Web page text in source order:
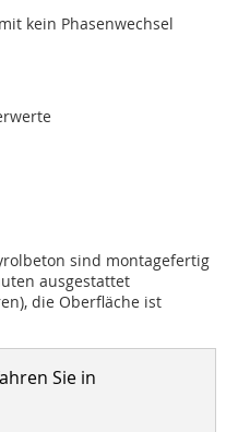
kein Phasenwechsel
sind montagefertig
ausgestattet
die Oberfläche ist
Sie in